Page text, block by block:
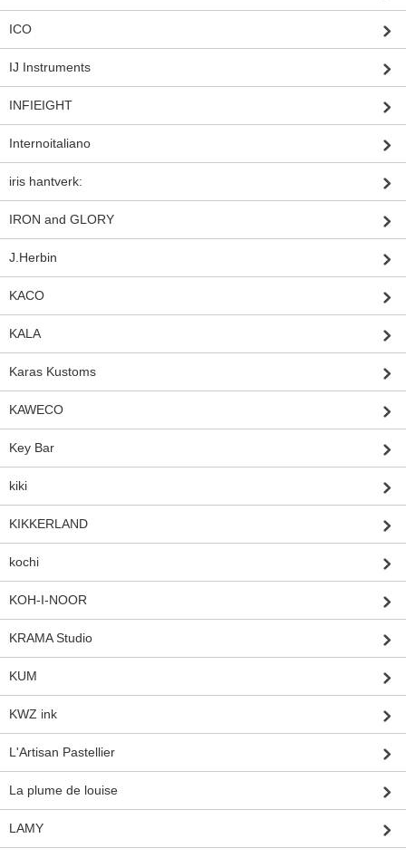
ICO
IJ Instruments
INFIEIGHT
Internoitaliano
iris hantverk:
IRON and GLORY
J.Herbin
KACO
KALA
Karas Kustoms
KAWECO
Key Bar
kiki
KIKKERLAND
kochi
KOH-I-NOOR
KRAMA Studio
KUM
KWZ ink
L'Artisan Pastellier
La plume de louise
LAMY